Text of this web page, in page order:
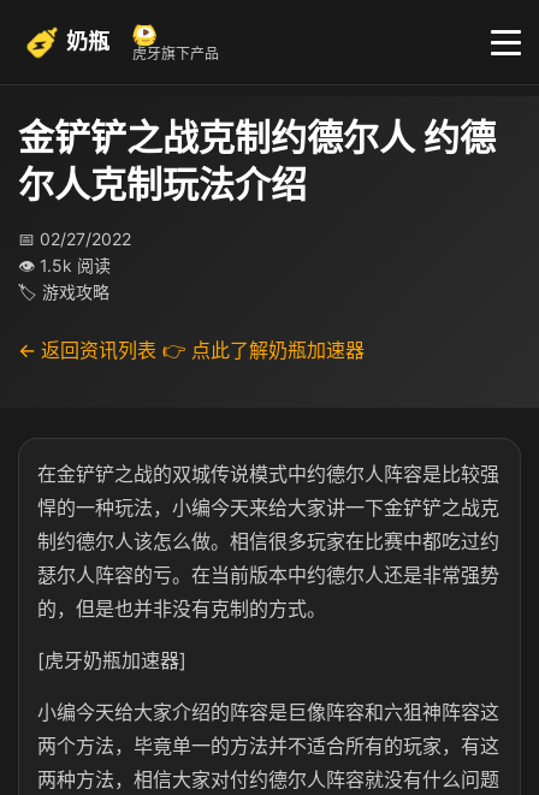
奶瓶 虎牙旗下产品
金铲铲之战克制约德尔人 约德
尔人克制玩法介绍
📅 02/27/2022
👁 1.5k 阅读
🏷 游戏攻略
← 返回资讯列表 👉 点此了解奶瓶加速器
在金铲铲之战的双城传说模式中约德尔人阵容是比较强
悍的一种玩法，小编今天来给大家讲一下金铲铲之战克
制约德尔人该怎么做。相信很多玩家在比赛中都吃过约
瑟尔人阵容的亏。在当前版本中约德尔人还是非常强势
的，但是也并非没有克制的方式。
[虎牙奶瓶加速器]
小编今天给大家介绍的阵容是巨像阵容和六狙神阵容这
两个方法，毕竟单一的方法并不适合所有的玩家，有这
两种方法，相信大家对付约德尔人阵容就没有什么问题